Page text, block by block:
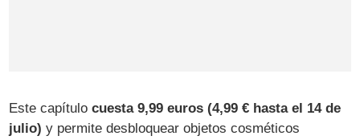
Este capítulocuesta 9,99 euros (4,99 € hasta el 14 de
julio) y permite desbloquear objetos cosméticos